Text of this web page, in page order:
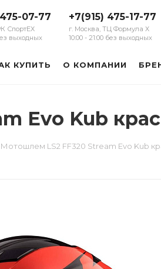
07-77
СпортЕХ
выходных
+7(915) 475-17-77
г. Москва, ТЦ Формула Х
10:00 - 21:00 без выходных
КУПИТЬ О КОМПАНИИ
Evo Kub
Мотошлем LS2 FF320 Stream Evo Kub